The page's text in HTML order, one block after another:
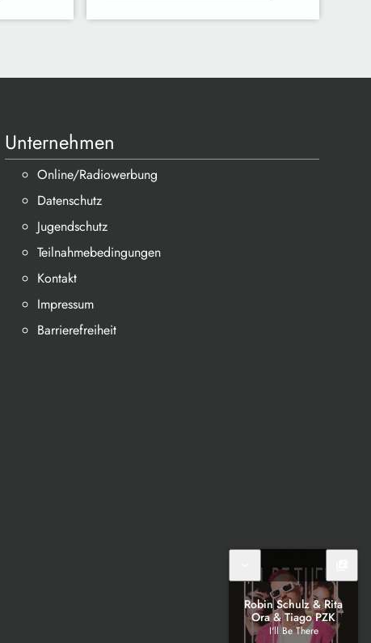
Unternehmen
Online/Radiowerbung
Datenschutz
Jugendschutz
Teilnahmebedingungen
Kontakt
Impressum
Barrierefreiheit
Robin Schulz & Rita
Ora & Tiago PZK
I'll Be There